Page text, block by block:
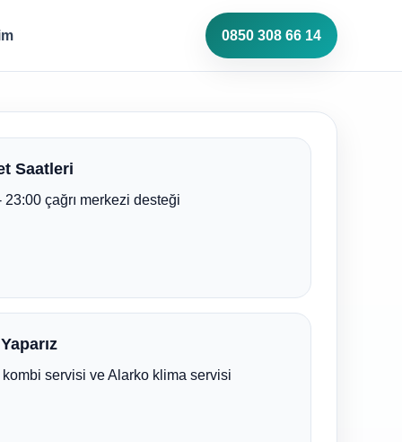
0850 308 66 14
Saatleri
23:00 çağrı merkezi desteği
servisi ve Alarko klima servisi